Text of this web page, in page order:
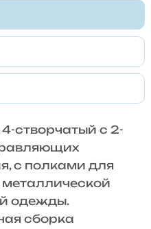
створчатый с 2-
с полками для
металлической
одежды.
сборка